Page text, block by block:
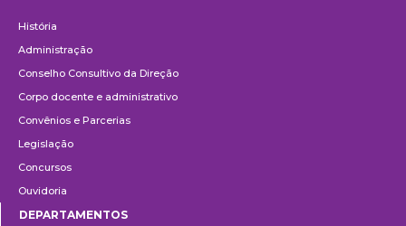
História
Administração
Conselho Consultivo da Direção
Corpo docente e administrativo
Convênios e Parcerias
Legislação
Concursos
Ouvidoria
DEPARTAMENTOS